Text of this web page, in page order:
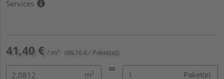
Services
41,40 € / m² (86,16 € / Paket(e))
m² Paket(e)